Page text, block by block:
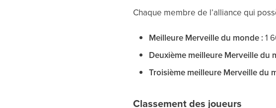
Chaque membre de l’alliance qui
Meilleure Merveille du monde : 1
Deuxième meilleure Merveille du
Troisième meilleure Merveille du
Classement des joueurs